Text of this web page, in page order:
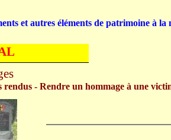
rendus - Rendre un hommage à une
et autres éléments de patrimoine à la